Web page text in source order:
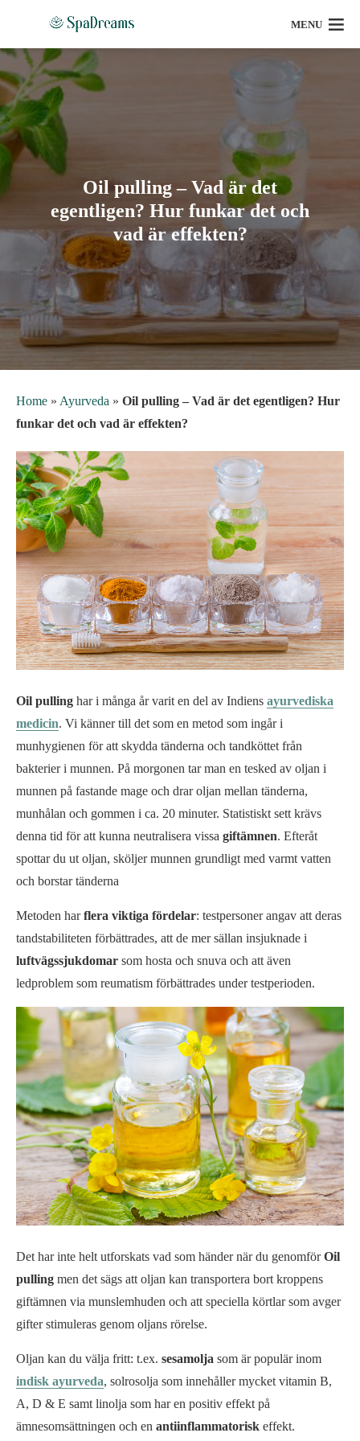
MENU
Oil pulling – Vad är det
egentligen? Hur funkar det och
vad är effekten?
Home » Ayurveda » Oil pulling – Vad är det egentligen? Hur
funkar det och vad är effekten?
Oil pulling har i många år varit en del av Indiens ayurvediska
medicin. Vi känner till det som en metod som ingår i
munhygienen för att skydda tänderna och tandköttet från
bakterier i munnen. På morgonen tar man en tesked av oljan i
munnen på fastande mage och drar oljan mellan tänderna,
munhålan och gommen i ca. 20 minuter. Statistiskt sett krävs
denna tid för att kunna neutralisera vissa giftämnen. Efteråt
spottar du ut oljan, sköljer munnen grundligt med varmt vatten
och borstar tänderna
Metoden harflera viktiga fördelar: testpersoner angav att deras
tandstabiliteten förbättrades, att de mer sällan insjuknade i
luftvägssjukdomar som hosta och snuva och att även
ledproblem som reumatism förbättrades under testperioden.
Det har inte helt utforskats vad som händer när du genomförOil
pulling men det sägs att oljan kan transportera bort kroppens
giftämnen via munslemhuden och att speciella körtlar som avger
gifter stimuleras genom oljans rörelse.
Oljan kan du välja fritt: t.ex. sesamolja som är populär inom
indisk ayurveda, solrosolja som innehåller mycket vitamin B,
A, D & E samt linolja som har en positiv effekt på
ämnesomsättningen och en antiinflammatorisk effekt.